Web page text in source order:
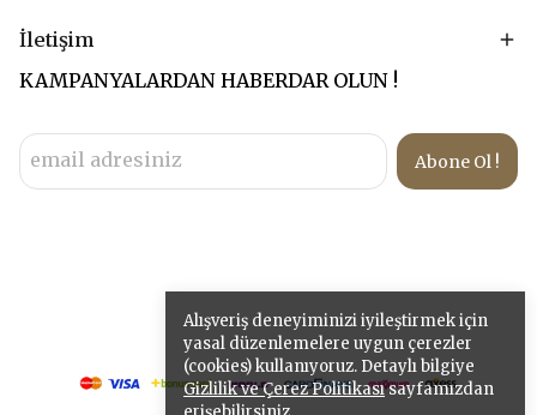
Alışveriş deneyiminizi iyileştirmek için
yasal düzenlemelere uygun çerezler
(cookies) kullanıyoruz. Detaylı bilgiye
Gizlilik ve Çerez Politikasısayfamızdan
İletişim
KAMPANYALARDAN HABERDAR OLUN !
Abone Ol !